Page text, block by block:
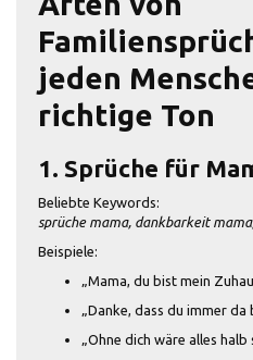
jeden
richtige Ton
1. Sprüche für
Beliebte Keywords:
sprüche mama, dankbarkeit
Beispiele:
„Mama, du bist mein
„Danke, dass du immer da
„Ohne dich wäre alles halb